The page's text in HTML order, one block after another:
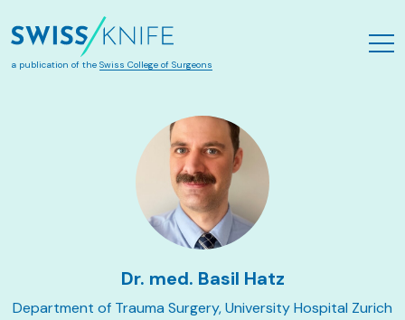
a publication of the Swiss College of Surgeons
Dr. med. Basil Hatz
Department of Trauma Surgery, University Hospital Zurich